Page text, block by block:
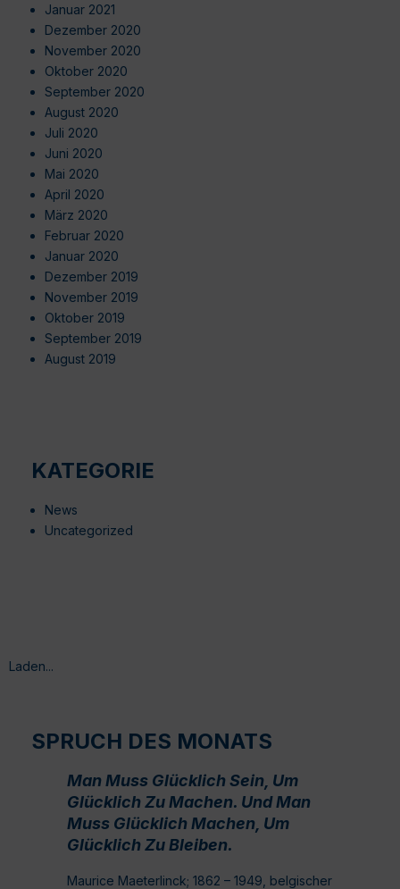
Januar 2021
Dezember 2020
November 2020
Oktober 2020
September 2020
August 2020
Juli 2020
Juni 2020
Mai 2020
April 2020
März 2020
Februar 2020
Januar 2020
Dezember 2019
November 2019
Oktober 2019
September 2019
August 2019
KATEGORIE
News
Uncategorized
Laden...
SPRUCH DES MONATS
Man Muss Glücklich Sein, Um
Glücklich Zu Machen. Und Man
Muss Glücklich Machen, Um
Glücklich Zu Bleiben.
Maurice Maeterlinck; 1862 – 1949, belgischer